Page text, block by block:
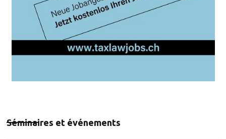
Séminaires et événements